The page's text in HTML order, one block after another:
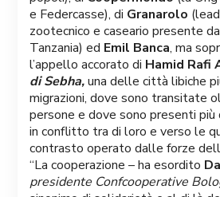
e Federcasse), di Granarolo
zootecnico e caseario presente
Tanzania) ed Emil Banca, ma
l’appello accorato di Hamid Rafi
di Sebha,una delle città libiche
migrazioni, dove sono transitate
persone e dove sono presenti
in conflitto tra di loro e verso le
contrasto operato dalle forze
“La cooperazione – ha esordito
presidente Confcooperative